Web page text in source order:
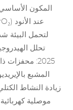
لتحمل البيئة
تحلل
2025:
زيادة النشاط